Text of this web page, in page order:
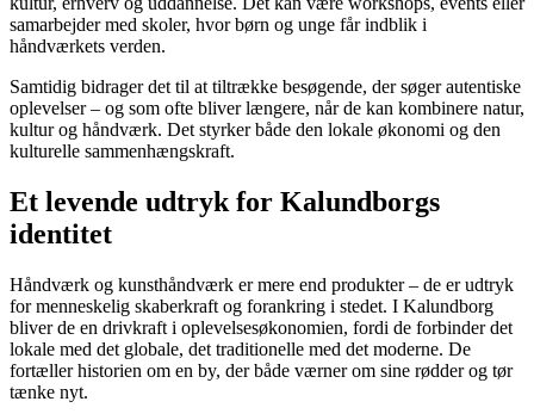
samarbejder med skoler, hvor børn og unge får indblik i
håndværkets verden.
Samtidig bidrager det til at tiltrække besøgende, der søger autentiske
oplevelser – og som ofte bliver længere, når de kan kombinere natur,
kultur og håndværk. Det styrker både den lokale økonomi og den
kulturelle sammenhængskraft.
Et levende udtryk for Kalundborgs
identitet
Håndværk og kunsthåndværk er mere end produkter – de er udtryk
for menneskelig skaberkraft og forankring i stedet. I Kalundborg
bliver de en drivkraft i oplevelsesøkonomien, fordi de forbinder det
lokale med det globale, det traditionelle med det moderne. De
fortæller historien om en by, der både værner om sine rødder og tør
tænke nyt.